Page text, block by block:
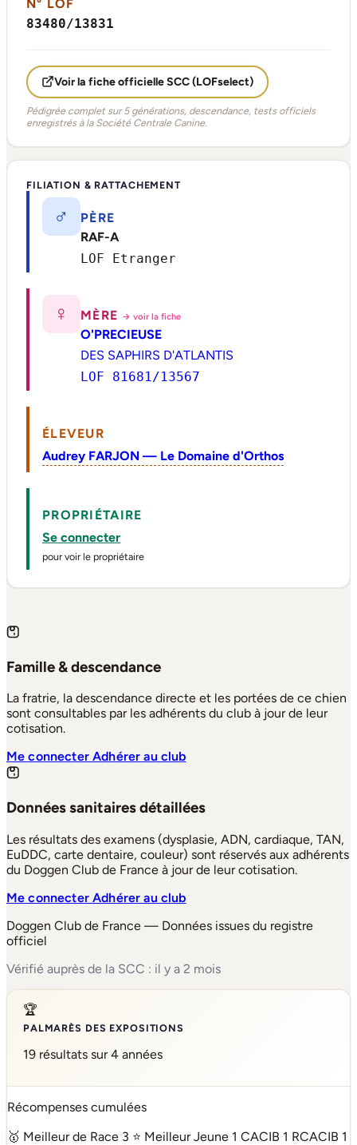
N° LOF
83480/13831
Voir la fiche officielle SCC (LOFselect)
Pédigrée complet sur 5 générations, descendance, tests officiels
enregistrés à la Société Centrale Canine.
FILIATION & RATTACHEMENT
♂
PÈRE
RAF-A
LOF Etranger
♀ MÈRE → voir la fiche
O'PRECIEUSE
DES SAPHIRS D'ATLANTIS
LOF 81681/13567
ÉLEVEUR
Audrey FARJON — Le Domaine d'Orthos
PROPRIÉTAIRE
Se connecter
pour voir le propriétaire
Famille & descendance
La fratrie, la descendance directe et les portées de ce chien
sont consultables par les adhérents du club à jour de leur
cotisation.
Me connecterAdhérer au club
Données sanitaires détaillées
Les résultats des examens (dysplasie, ADN, cardiaque, TAN,
EuDDC, carte dentaire, couleur) sont réservés aux adhérents
du Doggen Club de France à jour de leur cotisation.
Me connecterAdhérer au club
Doggen Club de France — Données issues du registre
officiel
Vérifié auprès de la SCC : il y a 2 mois
🏆
PALMARÈS DES EXPOSITIONS
19 résultats sur 4 années
Récompenses cumulées
🥇 Meilleur de Race 3 ⭐ Meilleur Jeune 1 CACIB 1 RCACIB 1